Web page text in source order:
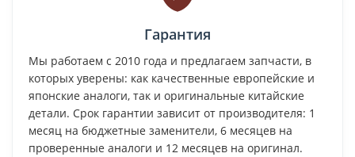
Гарантия
Мы работаем с 2010 года и предлагаем запчасти, в
которых уверены: как качественные европейские и
японские аналоги, так и оригинальные китайские
детали. Срок гарантии зависит от производителя: 1
месяц на бюджетные заменители, 6 месяцев на
проверенные аналоги и 12 месяцев на оригинал.